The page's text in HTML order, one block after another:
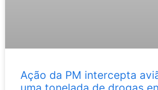
Ação da PM intercepta